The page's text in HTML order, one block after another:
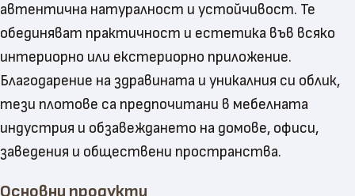
автентична натуралност и устойчивост. Те
обединяват практичност и естетика във всяко
интериорно или екстериорно приложение.
Благодарение на здравината и уникалния си облик,
тези плотове са предпочитани в мебелната
индустрия и обзавеждането на домове, офиси,
заведения и обществени пространства.
Основни продукти